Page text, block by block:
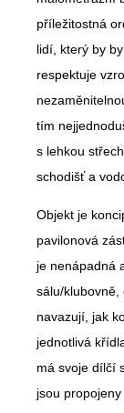
příležitostná
lidí, který by
respektuje
tím
s lehkou
schodišť a
Objekt je
pavilonová
je nenápadná
sálu/klubovně,
navazují, jak
jednotlivá
má svoje dílčí
jsou